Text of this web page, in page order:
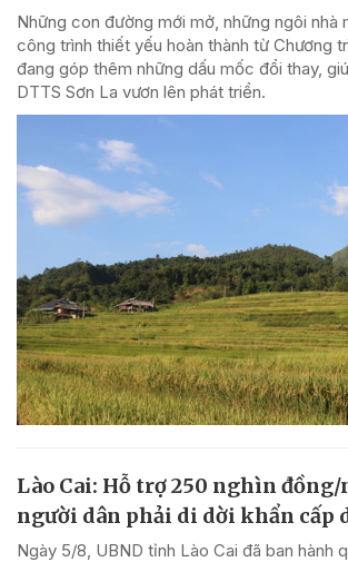
Những con đường mới mở, những ngôi nhà
công trình thiết yếu hoàn thành từ Chương
đang góp thêm những dấu mốc đổi thay,
DTTS Sơn La vươn lên phát triển.
Lào Cai: Hỗ trợ 250 nghìn
người dân phải di dời khẩn cấp
Ngày 5/8, UBND tỉnh Lào Cai đã ban hành